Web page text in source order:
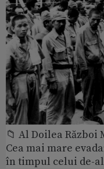
📁 Al Doilea Război
Cea mai mare
în timpul celui de-